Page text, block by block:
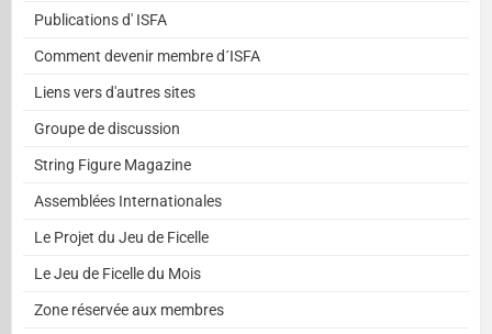
Publications d' ISFA
Comment devenir membre d´ISFA
Liens vers d'autres sites
Groupe de discussion
String Figure Magazine
Assemblées Internationales
Le Projet du Jeu de Ficelle
Le Jeu de Ficelle du Mois
Zone réservée aux membres